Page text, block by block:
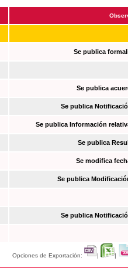
Se publica
Se publica
Se publica
Se publica Información
Se publica
Se modifica
Se publica
Se publica
Opciones de Exportación: | |